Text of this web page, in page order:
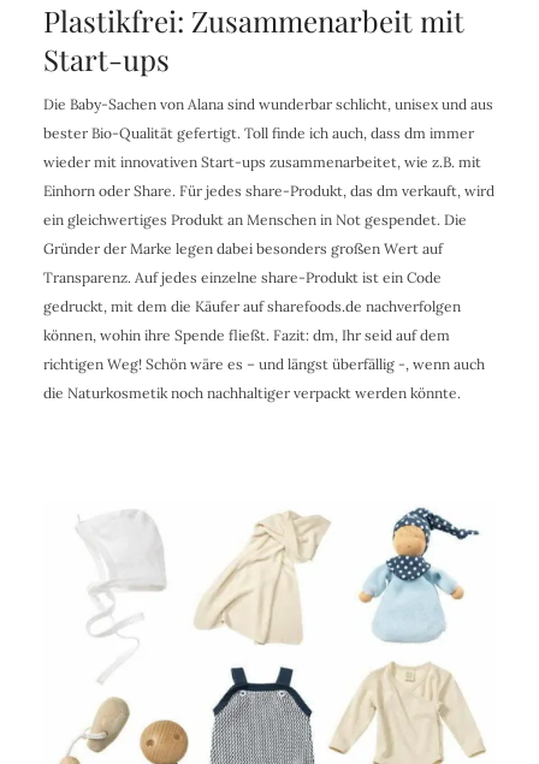
Plastikfrei: Zusammenarbeit mit
Start-ups
Die Baby-Sachen von Alana sind wunderbar schlicht, unisex und aus
bester Bio-Qualität gefertigt. Toll finde ich auch, dass dm immer
wieder mit innovativen Start-ups zusammenarbeitet, wie z.B. mit
Einhorn oder Share. Für jedes share-Produkt, das dm verkauft, wird
ein gleichwertiges Produkt an Menschen in Not gespendet. Die
Gründer der Marke legen dabei besonders großen Wert auf
Transparenz. Auf jedes einzelne share-Produkt ist ein Code
gedruckt, mit dem die Käufer auf sharefoods.de nachverfolgen
können, wohin ihre Spende fließt. Fazit: dm, Ihr seid auf dem
richtigen Weg! Schön wäre es – und längst überfällig -, wenn auch
die Naturkosmetik noch nachhaltiger verpackt werden könnte.